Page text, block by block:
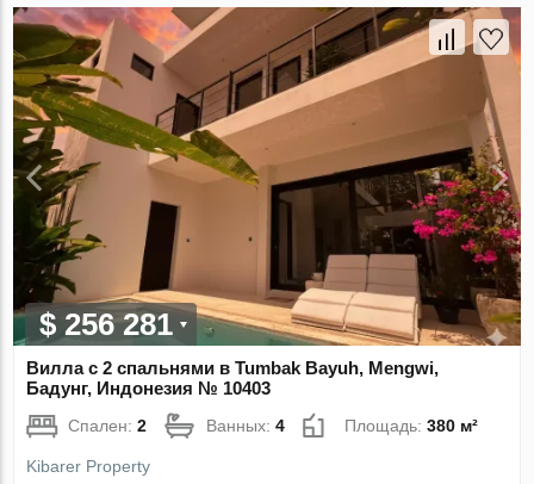
$ 256 281
Вилла с 2 спальнями в Tumbak Bayuh, Mengwi,
Бадунг, Индонезия № 10403
Спален:2 Ванных:4 Площадь:380 м²
Kibarer Property